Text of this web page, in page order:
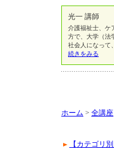
光一 講師
介護福祉士、ケ
方で、大学（法
社会人になって
続きをみる
ホーム > 全講座
【カテゴリ